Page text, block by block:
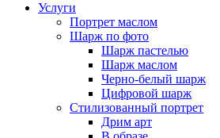
Услуги
Портрет маслом
Шарж по фото
Шарж пастелью
Шарж маслом
Черно-белый шарж
Цифровой шарж
Стилизованный портрет
Дрим арт